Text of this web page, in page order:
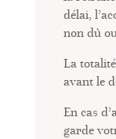
délai,
non dû
La
avant le
En cas
garde